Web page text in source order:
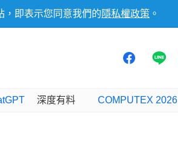
，即表示您同意我們的 隱私權政策 。
深度有料 COMPUTEX 2026